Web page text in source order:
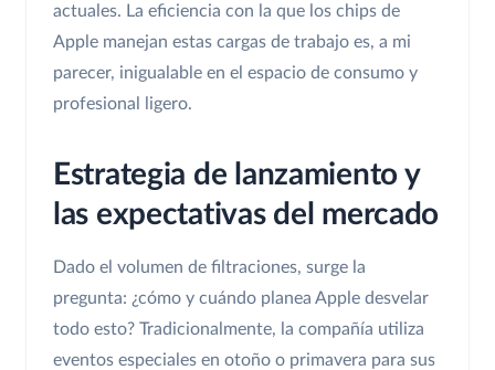
actuales. La eficiencia con la que los chips de
Apple manejan estas cargas de trabajo es, a mi
parecer, inigualable en el espacio de consumo y
profesional ligero.
Estrategia de lanzamiento y
las expectativas del mercado
Dado el volumen de filtraciones, surge la
pregunta: ¿cómo y cuándo planea Apple desvelar
todo esto? Tradicionalmente, la compañía utiliza
eventos especiales en otoño o primavera para sus